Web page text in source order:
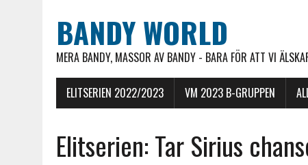
BANDY WORLD
MERA BANDY, MASSOR AV BANDY - BARA FÖR ATT VI
ELITSERIEN 2022/2023 VM 2023 B-GRUPPEN
Elitserien: Tar Sirius